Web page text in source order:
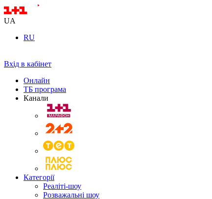
UA
RU
Вхід в кабінет
Онлайн
ТБ програма
Канали
Категорії
Реаліті-шоу
Розважальні шоу